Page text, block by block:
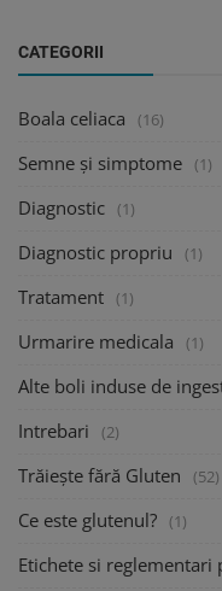
CATEGORII
Boala celiaca (16)
Semne și simptome (1)
Diagnostic (1)
Diagnostic propriu (1)
Tratament (1)
Urmarire medicala (1)
Alte boli induse de
Intrebari (2)
Trăiește fără Gluten (52)
Ce este glutenul? (1)
Etichete si reglementari